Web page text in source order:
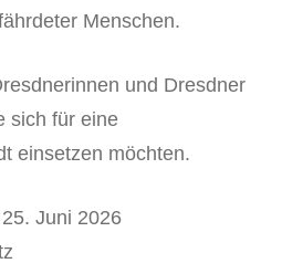
Menschen.
und Dresdner
sich für eine
einsetzen möchten.
Juni 2026